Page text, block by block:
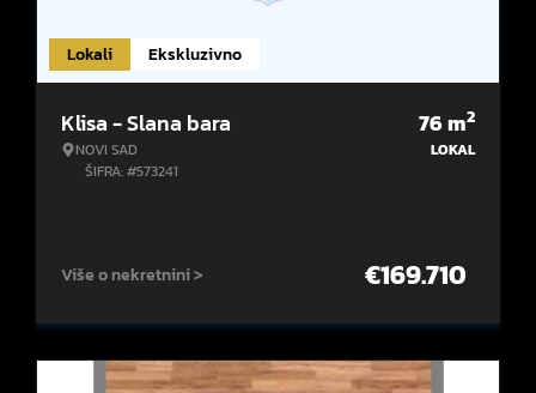
Lokali Ekskluzivno
Klisa - Slana bara
NOVI SAD
ŠIFRA: #573241
76m2
LOKAL
Više o nekretnini > €169.710